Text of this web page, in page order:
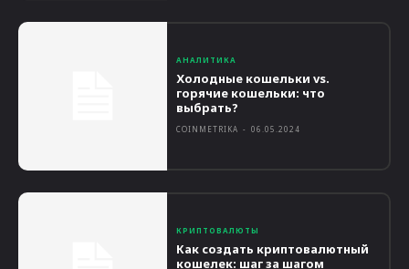
АНАЛИТИКА
Холодные кошельки vs.
горячие кошельки: что
выбрать?
COINMETRIKA - 06.05.2024
КРИПТОВАЛЮТЫ
Как создать криптовалютный
кошелек: шаг за шагом